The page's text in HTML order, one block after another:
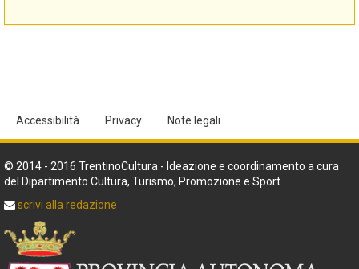
Accessibilità Privacy Note legali
© 2014 - 2016 TrentinoCultura - Ideazione e coordinamento a cura
del Dipartimento Cultura, Turismo, Promozione e Sport
scrivi alla redazione